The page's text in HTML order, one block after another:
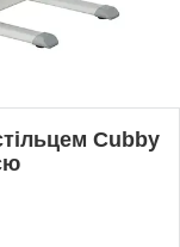
Cubby